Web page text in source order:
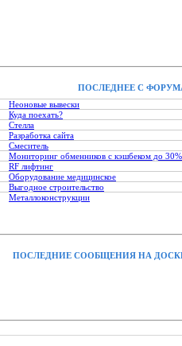
ПОСЛЕДНЕЕ С
Неоновые вывески
Куда поехать?
Стелла
Разработка сайта
Смеситель
Мониторинг обменников с кэшбеком до 30%
RF лифтинг
Оборудование медицинское
Выгодное строительство
Металлоконструкции
ПОСЛЕДНИЕ СООБЩЕНИЯ НА